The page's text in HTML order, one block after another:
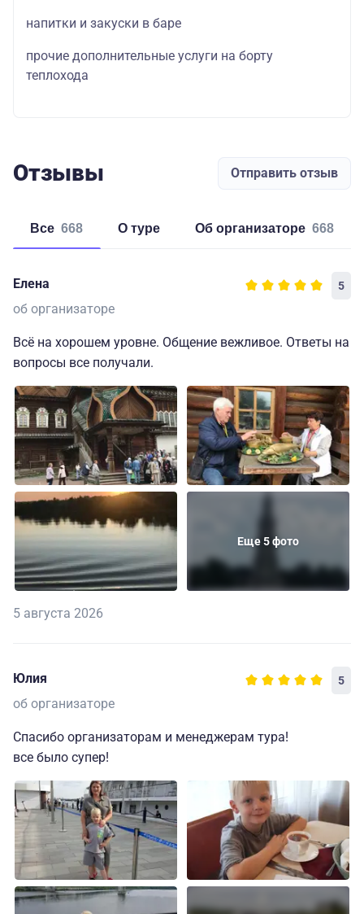
напитки и закуски в баре
прочие дополнительные услуги на борту
теплохода
Отзывы Отправить отзыв
Все 668 о туре об организаторе 668
Елена 5
об организаторе
Всё на хорошем уровне. Общение вежливое. Ответы на
вопросы все получали.
Еще 5 фото
5 августа 2026
Юлия 5
об организаторе
Спасибо организаторам и менеджерам тура!
все было супер!